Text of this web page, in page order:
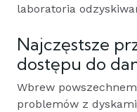
laboratoria
Najczęstsze
dostępu do
Wbrew
problemów z